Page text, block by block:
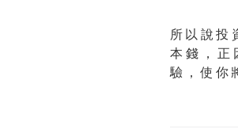
所以說投
本錢，正
驗，使你